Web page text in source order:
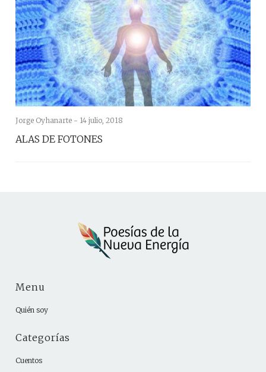
Jorge Oyhanarte - 14 julio, 2018
ALAS DE FOTONES
Menu
Quién soy
Categorías
Cuentos